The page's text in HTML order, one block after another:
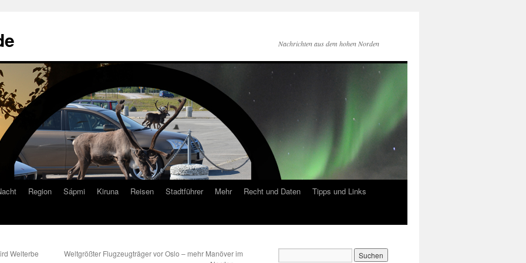
Nachrichten aus dem hohen Norden
Region Sápmi Kiruna Reisen Stadtführer Mehr Recht und Daten
Tipps und Links
Welterbe
Weltgrößter Flugzeugträger vor Oslo – mehr Manöver im